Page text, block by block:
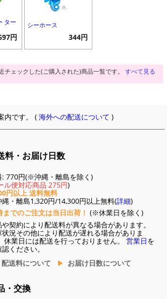
ター
円
シーホース
344円
チェックした(ご購入された)商品一覧です。 すべて見る
内です。 (海外への配送について )
料・お届け日数
: 770円(※沖縄・離島を除く)
ル便対応商品 275円)
円以上 送料無料
・離島1,320円/14,300円以上無料(詳細)
までのご注文は当日出荷！ (※休業日を除く)
契約により配送料が異なる場合があります。
状況その他により配送が遅れる場合がありま
休業日には配送を行っておりません。 営業日を
認ください。
配送料について
お届け日数について
・交換